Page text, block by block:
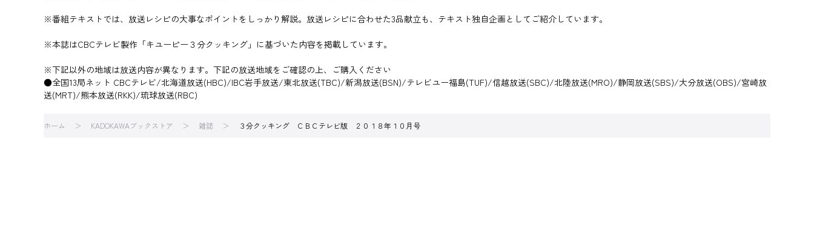
※番組テキストでは、放送レシピの大事なポイントをしっかり解説。放送レシピに合わせた3品献立も、テキスト独自企画としてご紹介しています。
※本誌はCBCテレビ製作「キユーピー３分クッキング」に基づいた内容を掲載しています。
※下記以外の地域は放送内容が異なります。下記の放送地域をご確認の上、ご購入ください
●全国13局ネット CBCテレビ/北海道放送(HBC)/IBC岩手放送/東北放送(TBC)/新潟放送(BSN)/テレビユー福島(TUF)/信越放送(SBC)/北陸放送(MRO)/静岡放送(SBS)/大分放送(OBS)/宮崎放
送(MRT)/熊本放送(RKK)/琉球放送(RBC)
ホーム KADOKAWAブックストア 雑誌 ３分クッキング ＣＢＣテレビ版 ２０１８年１０月号